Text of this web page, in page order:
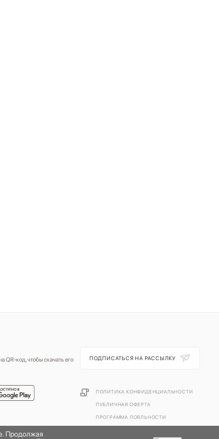
QR-код, чтобы скачать его
ПОДПИСАТЬСЯ НА РАССЫЛКУ
ПОЛИТИКА КОНФИДЕНЦИАЛЬНОСТИ
ПУБЛИЧНАЯ ОФЕРТА
ПРОГРАММА ЛОЯЛЬНОСТИ
Продолжая